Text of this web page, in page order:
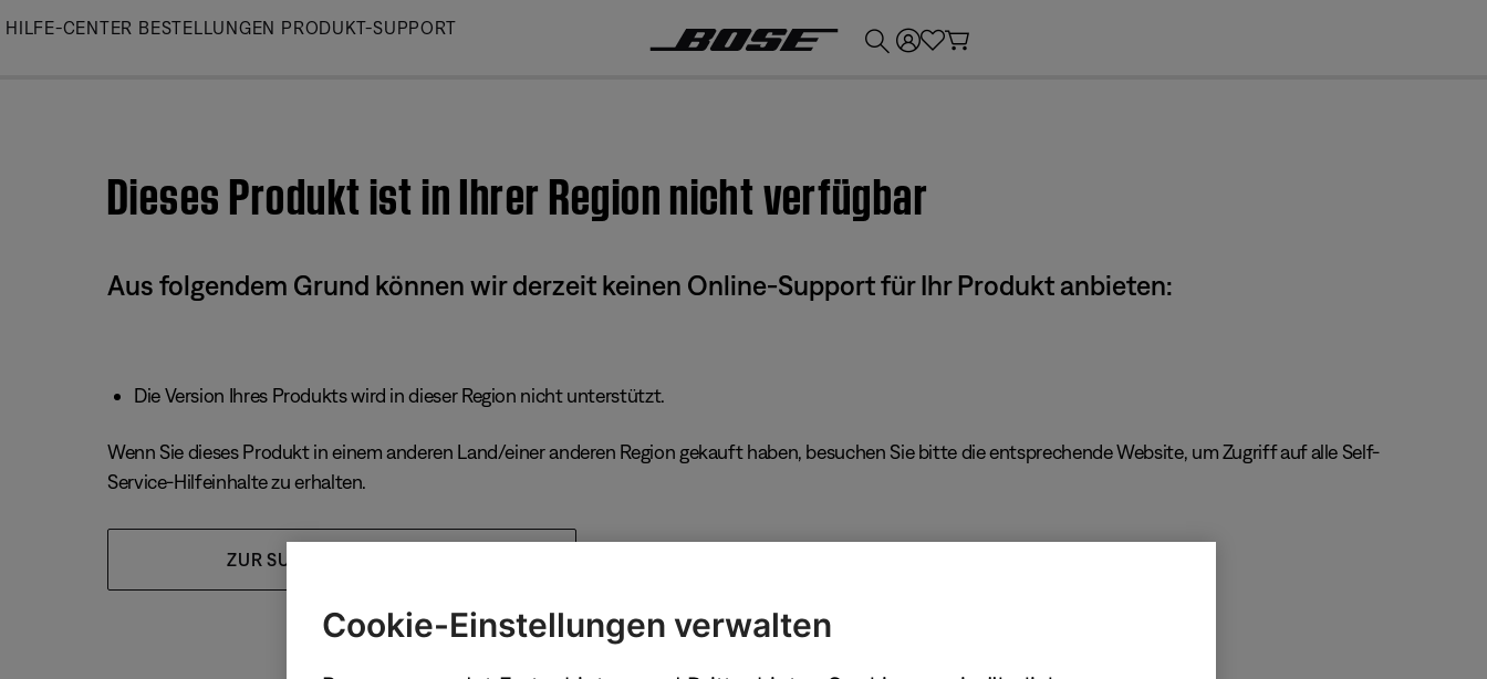
Skip
HILFE-CENTER BESTELLUNGEN PRODUKT-SUPPORT
Dieses Produkt ist in Ihrer Region nicht verfügbar
Aus folgendem Grund können wir derzeit keinen Online-Support für Ihr Produkt anbieten:
Die Version Ihres Produkts wird in dieser Region nicht unterstützt.
Wenn Sie dieses Produkt in einem anderen Land/einer anderen Region gekauft haben, besuchen Sie bitte die entsprechende Website, um Zugriff auf alle Self-
Service-Hilfeinhalte zu erhalten.
ZUR SUPPORT-HOMEPAGE
Cookie-Einstellungen verwalten